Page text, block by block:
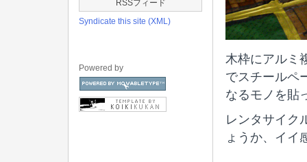
RSSフィード
Syndicate this site (XML)
Powered by
木枠にアルミ
でスチールペ
なるモノを貼
レンタサイク
ょうか、イイ